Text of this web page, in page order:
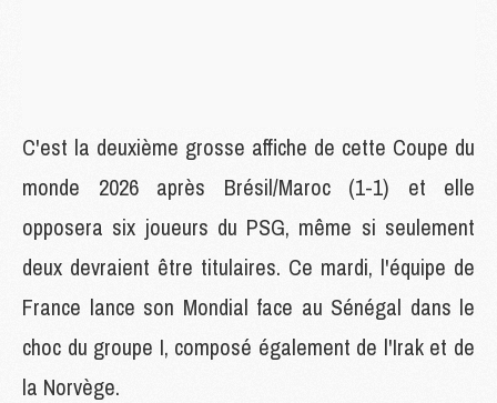
C'est la deuxième grosse affiche de cette Coupe du
monde 2026 après Brésil/Maroc (1-1) et elle
opposera six joueurs du PSG, même si seulement
deux devraient être titulaires. Ce mardi, l'équipe de
France lance son Mondial face au Sénégal dans le
choc du groupe I, composé également de l'Irak et de
la Norvège.